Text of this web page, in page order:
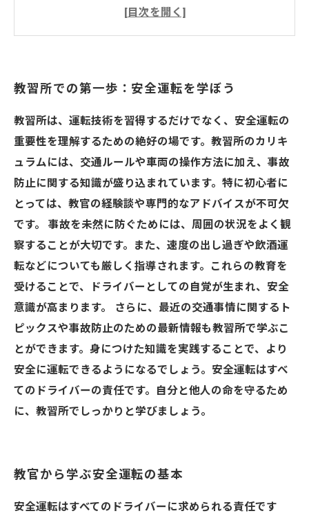
初心者ドライバーが知っておくべき安全運転の
性
教習所での第一歩：安全運転を学ぼう
教習所は、運転技術を習得するだけでなく、安全運転の
重要性を理解するための絶好の場です。教習所のカリキ
ュラムには、交通ルールや車両の操作方法に加え、事故
防止に関する知識が盛り込まれています。特に初心者に
とっては、教官の経験談や専門的なアドバイスが不可欠
です。 事故を未然に防ぐためには、周囲の状況をよく観
察することが大切です。また、速度の出し過ぎや飲酒運
転などについても厳しく指導されます。これらの教育を
受けることで、ドライバーとしての自覚が生まれ、安全
意識が高まります。 さらに、最近の交通事情に関するト
ピックスや事故防止のための最新情報も教習所で学ぶこ
とができます。身につけた知識を実践することで、より
安全に運転できるようになるでしょう。安全運転はすべ
てのドライバーの責任です。自分と他人の命を守るため
に、教習所でしっかりと学びましょう。
教官から学ぶ安全運転の基本
安全運転はすべてのドライバーに求められる責任です